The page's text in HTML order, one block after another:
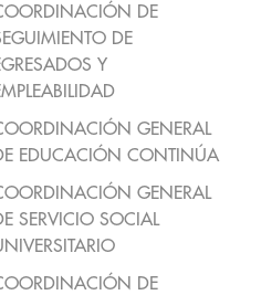
DE
DE
Y
GENERAL
EDUCACIÓN CONTINÚA
GENERAL
SERVICIO SOCIAL
DE